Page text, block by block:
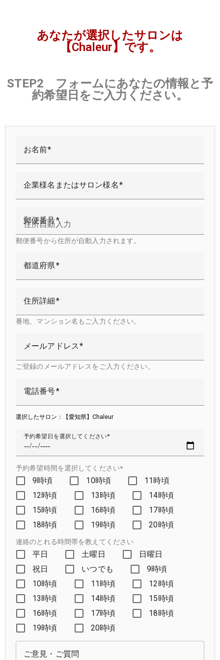
あなたが選択したサロンは
【Chaleur】です。
STEP2 フォームにあなたの情報と予
約希望日をご入力ください。
お名前
企業様名またはサロン様名
郵便番号
郵便番号から住所が自動入力されます。
都道府県
住所詳細
番地、マンション名もご入力ください。
メールアドレス
ご登録のメールアドレスをご入力ください。
電話番号
選択したサロン：【愛知県】Chaleur
予約希望日を選択してください
予約希望時間を選択してください*
9時頃 10時頃
11時頃
12時頃
13時頃
14時頃
15時頃
16時頃
17時頃
18時頃
19時頃 20時頃
連絡のとれる時間帯を教えてください
平日 土曜日
日曜日
祝日
いつでも
9時頃
10時頃
11時頃
12時頃
13時頃
14時頃
15時頃
16時頃
17時頃
18時頃
19時頃
20時頃
ご意見・ご質問